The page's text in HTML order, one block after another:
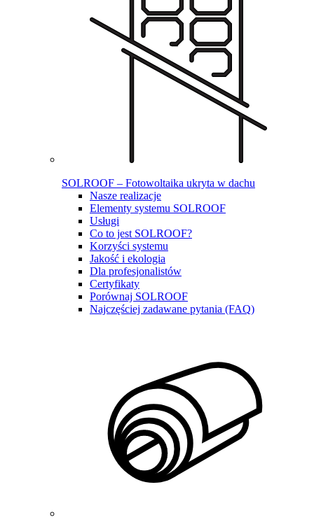
SOLROOF – Fotowoltaika ukryta w dachu
Nasze realizacje
Elementy systemu SOLROOF
Usługi
Co to jest SOLROOF?
Korzyści systemu
Jakość i ekologia
Dla profesjonalistów
Certyfikaty
Porównaj SOLROOF
Najczęściej zadawane pytania (FAQ)